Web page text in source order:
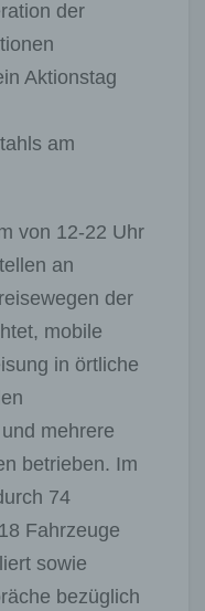
der
Aktionstag
am
von 12-22 Uhr
an
der
mobile
in örtliche
mehrere
betrieben. Im
74
Fahrzeuge
sowie
bezüglich